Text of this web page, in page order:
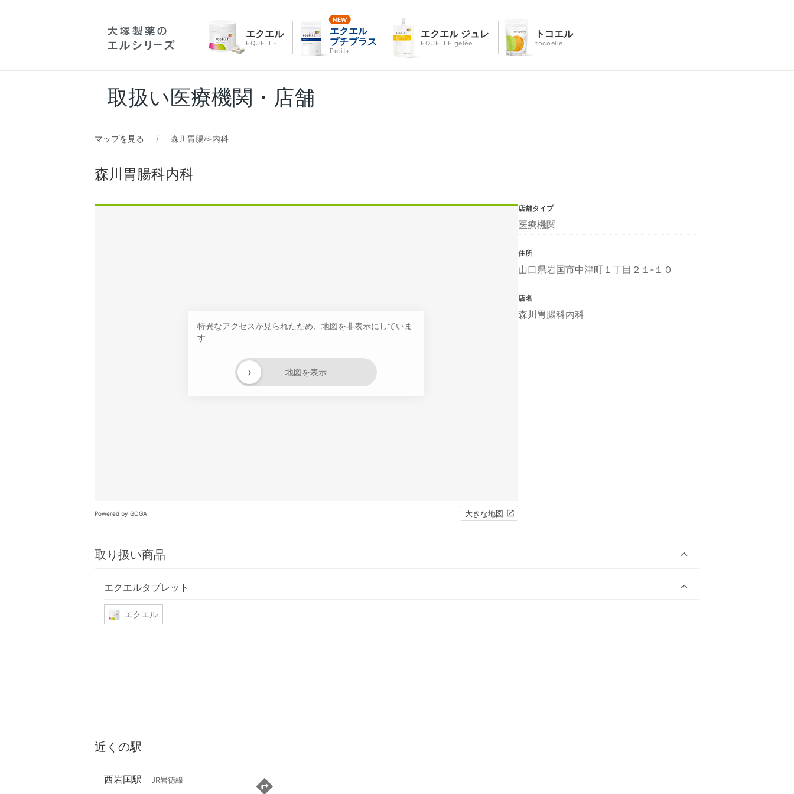
エクエル
EQUELLE
エクエル
プチプラス
Petit+
エクエル ジュレ
EQUELLE gelée
トコエル
tocoelle
取扱い医療機関・店舗
マップを見る 森川胃腸科内科
森川胃腸科内科
特異なアクセスが見られたため、地図を非表示にしていま
す
地図を表示
›
Powered by GOGA 大きな地図
取り扱い商品
エクエルタブレット
エクエル
店舗タイプ
医療機関
住所
山口県岩国市中津町１丁目２１‐１０
店名
森川胃腸科内科
近くの駅
西岩国駅 JR岩徳線